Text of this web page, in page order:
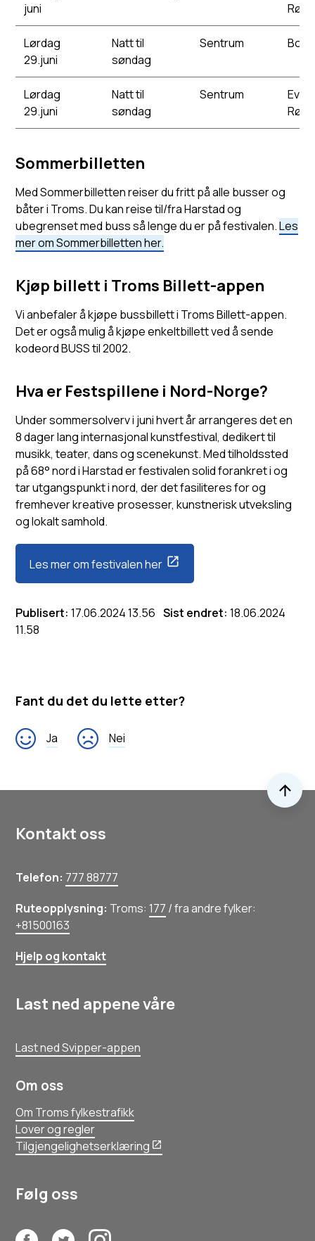
juni
Lørdag
29.juni
Natt til
søndag
Sentrum
Lørdag
29.juni
Natt til
søndag
Sentrum
Sommerbilletten
Med Sommerbilletten reiser du fritt på alle busser og
båter i Troms. Du kan reise til/fra Harstad og
ubegrenset med buss så lenge du er på festivalen.Les
mer om Sommerbilletten her.
Kjøp billett i Troms Billett-appen
Vi anbefaler å kjøpe bussbillett i Troms Billett-appen.
Det er også mulig å kjøpe enkeltbillett ved å sende
kodeord BUSS til 2002.
Hva er Festspillene i Nord-Norge?
Under sommersolverv i juni hvert år arrangeres det en
8 dager lang internasjonal kunstfestival, dedikert til
musikk, teater, dans og scenekunst. Med tilholdssted
på 68° nord i Harstad er festivalen solid forankret i og
tar utgangspunkt i nord, der det fasiliteres for og
fremhever kreative prosesser, kunstnerisk utveksling
og lokalt samhold.
Les mer om festivalen her
Publisert 17.06.2024 13.56 Sist endret 18.06.2024
11.58
Fant du det du lette etter?
Ja Nei
Til
Kontakt oss
Telefon: 777 88777
Ruteopplysning: Troms: 177 / fra andre fylker:
+81500163
Hjelp og kontakt
Last ned appene våre
Last ned Svipper-appen
Om oss
Om Troms fylkestrafikk
Lover og regler
Tilgjengelighetserklæring
Følg oss